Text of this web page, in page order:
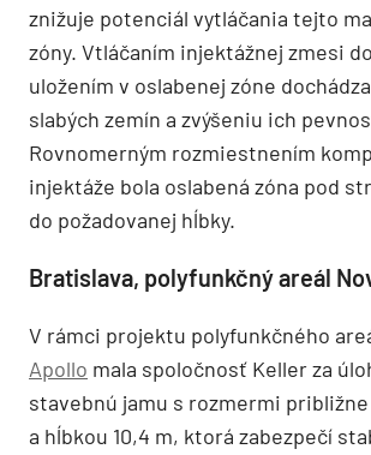
znižuje potenciál vytláčania tejto
zóny. Vtláčaním injektážnej zmesi
uložením v oslabenej zóne
slabých zemín a zvýšeniu ich
Rovnomerným rozmiestnením
injektáže bola oslabená zóna pod
do požadovanej hĺbky.
Bratislava, polyfunkčný areál
V rámci projektu polyfunkčného
Apollo mala spoločnosť Keller za
stavebnú jamu s rozmermi približne
a hĺbkou 10,4 m, ktorá zabezpečí